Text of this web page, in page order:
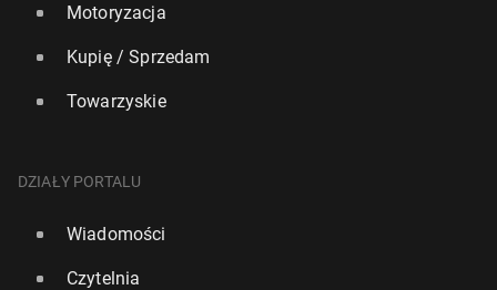
Motoryzacja
Kupię / Sprzedam
Towarzyskie
DZIAŁY PORTALU
Wiadomości
Czytelnia